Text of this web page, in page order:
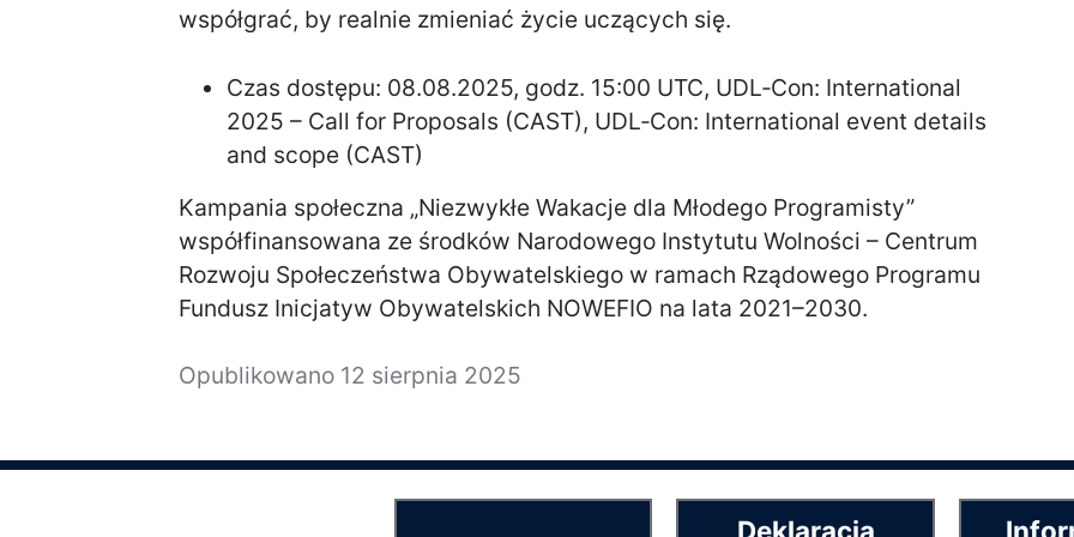
współgrać, by realnie zmieniać życie uczących się.
Czas dostępu: 08.08.2025, godz. 15:00 UTC, UDL‑Con: International
2025 – Call for Proposals (CAST), UDL‑Con: International event details
and scope (CAST)
Kampania społeczna „Niezwykłe Wakacje dla Młodego Programisty”
współfinansowana ze środków Narodowego Instytutu Wolności – Centrum
Rozwoju Społeczeństwa Obywatelskiego w ramach Rządowego Programu
Fundusz Inicjatyw Obywatelskich NOWEFIO na lata 2021–2030.
Opublikowano 12 sierpnia 2025